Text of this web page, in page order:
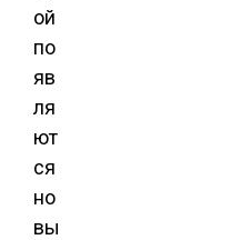
ой
по
яв
ля
ют
ся
но
вы